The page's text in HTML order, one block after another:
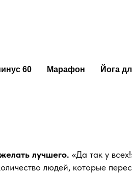
60 Марафон Йога
это
лучшего. «Да так у
людей, которые